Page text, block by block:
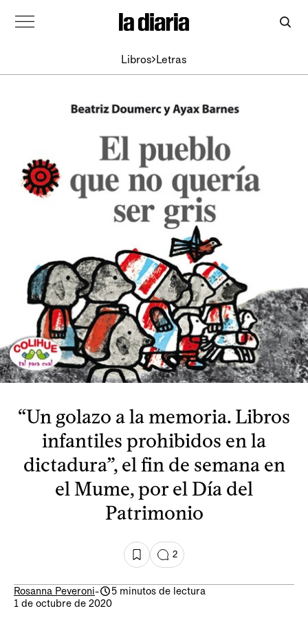
Libros Letras
“Un golazo a la memoria. Libros
infantiles prohibidos en la
dictadura”, el fin de semana en
el Mume, por el Día del
Patrimonio
2
Rosanna Peveroni-
5 minutos de lectura
1 de octubre de 2020